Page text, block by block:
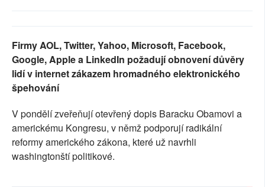
RUBRIKY
PLNÁ VERZE STRÁNEK
Firmy AOL, Twitter, Yahoo, Microsoft, Facebook,
Google, Apple a LinkedIn požadují obnovení důvěry
lidí v internet zákazem hromadného elektronického
špehování
V pondělí zveřeňují otevřený dopis Baracku Obamovi a
americkému Kongresu, v němž podporují radikální
reformy amerického zákona, které už navrhli
washingtonští politikové.